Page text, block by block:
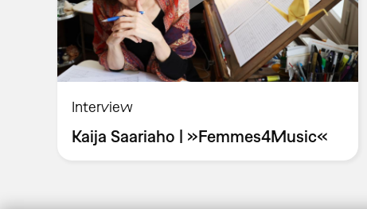
Interview
Kaija Saariaho | »Femmes4Music«